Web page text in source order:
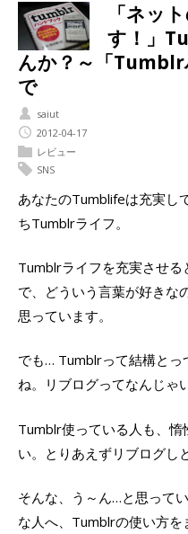
「ネッ
す！」
んか？～「
で
saiut
2012-04-17
レビュー
SNS
あなたのTumblifeは充実し
ちTumblrライフ。
Tumblrライフを充実させ
で、どういう言葉が好きな
思っています。
でも… Tumblrって結構とっ
ね。リブログってなんじゃ
Tumblr使っている人も、
い。とりあえずリブログし
そんな、う～ん…と思って
な人へ、Tumblrの使い方を